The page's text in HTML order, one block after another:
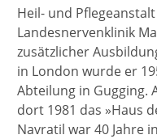
Heil- und
Landesnervenklinik
zusätzlicher
in London wurde er
Abteilung in Gugging.
dort 1981 das »Haus
Navratil war 40 Jahre